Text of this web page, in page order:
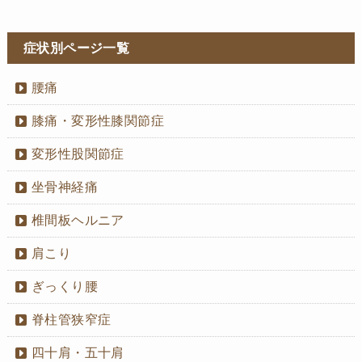
症状別ページ一覧
腰痛
膝痛・変形性膝関節症
変形性股関節症
坐骨神経痛
椎間板ヘルニア
肩こり
ぎっくり腰
脊柱管狭窄症
四十肩・五十肩